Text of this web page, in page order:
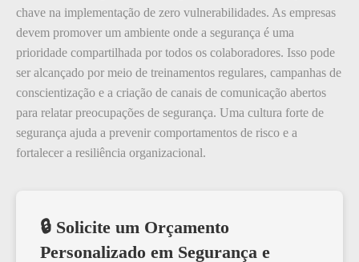
chave na implementação de zero vulnerabilidades. As empresas
devem promover um ambiente onde a segurança é uma
prioridade compartilhada por todos os colaboradores. Isso pode
ser alcançado por meio de treinamentos regulares, campanhas de
conscientização e a criação de canais de comunicação abertos
para relatar preocupações de segurança. Uma cultura forte de
segurança ajuda a prevenir comportamentos de risco e a
fortalecer a resiliência organizacional.
🔒 Solicite um Orçamento
Personalizado em Segurança e